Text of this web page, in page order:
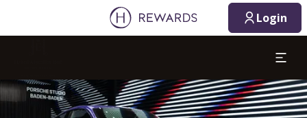
Login
Slide 1 af 1